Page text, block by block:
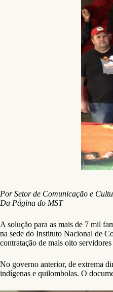
Por Setor de Comunicação e
Da Página do MST
A solução para as mais de 7 mil
na sede do Instituto Nacional de
contratação de mais oito
No governo anterior, de extrema
indígenas e quilombolas. O